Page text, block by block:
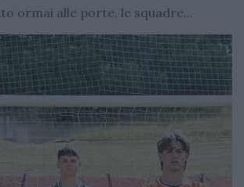
ormai alle porte, le squadre...